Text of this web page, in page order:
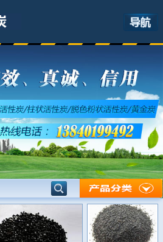
关于我们
产品展示
最新资讯
应用领域
联系我们